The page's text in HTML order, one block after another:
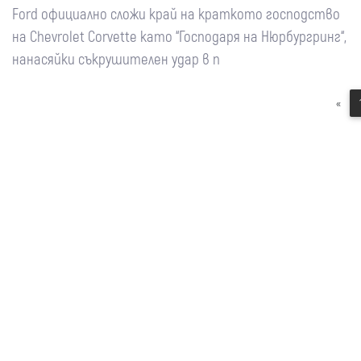
Ford официално сложи край на краткото господство
на Chevrolet Corvette като “Господаря на Нюрбургринг“,
нанасяйки съкрушителен удар в п
«